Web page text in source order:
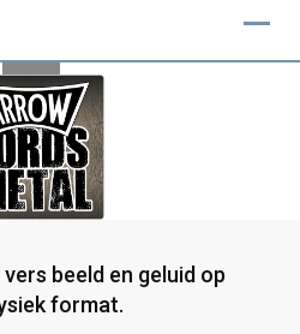
beeld en geluid op
format.